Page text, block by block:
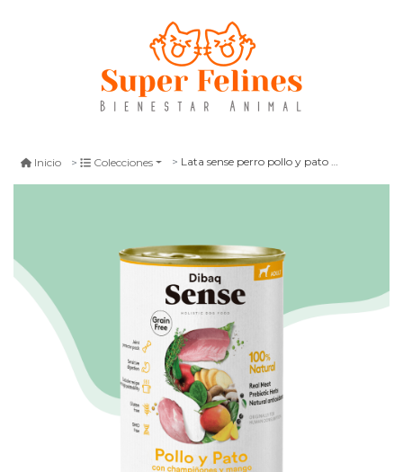
Inicio Colecciones Lata sense perro pollo y pato 380 gr